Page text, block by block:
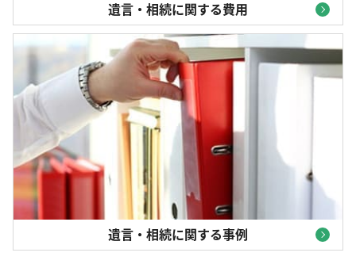
遺言・相続に関する費用
遺言・相続に関する事例